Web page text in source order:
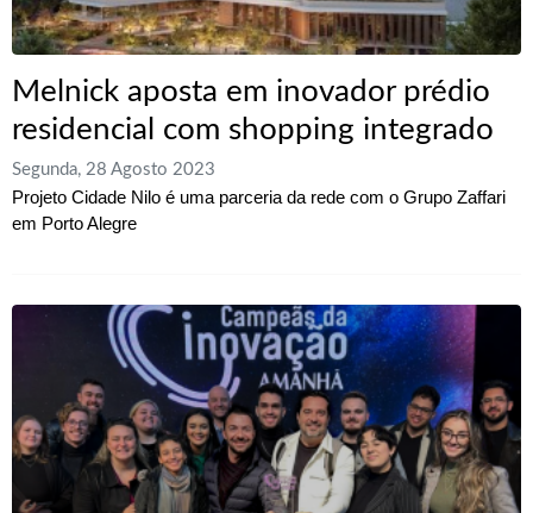
Melnick aposta em inovador prédio
residencial com shopping integrado
Segunda, 28 Agosto 2023
Projeto Cidade Nilo é uma parceria da rede com o Grupo Zaffari
em Porto Alegre